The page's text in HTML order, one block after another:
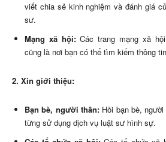
viết chia sẻ kinh nghiệm và đánh giá
sư.
Mạng xã hội:Các trang mạng xã
cũng là nơi bạn có thể tìm kiếm thông
2. Xin giới thiệu:
Bạn bè, người thân: Hỏi bạn bè,
từng sử dụng dịch vụ luật sư hình sự.